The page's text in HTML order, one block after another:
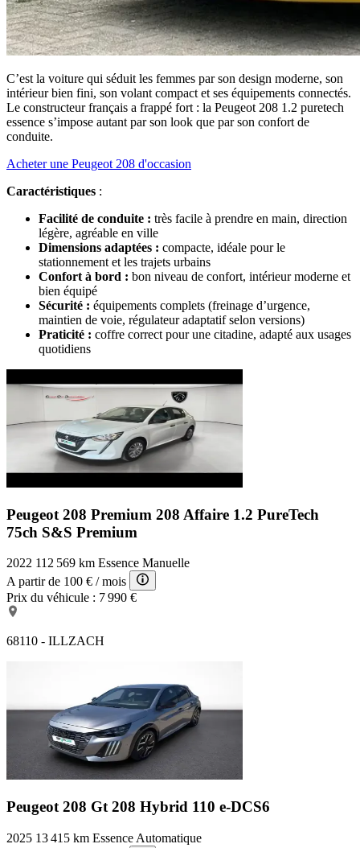
C’est la voiture qui séduit les femmes par son design moderne, son
intérieur bien fini, son volant compact et ses équipements connectés.
Le constructeur français a frappé fort : la Peugeot 208 1.2 puretech
essence s’impose autant par son look que par son confort de
conduite.
Acheter une Peugeot 208 d'occasion
Caractéristiques :
Facilité de conduite : très facile à prendre en main, direction
légère, agréable en ville
Dimensions adaptées : compacte, idéale pour le
stationnement et les trajets urbains
Confort à bord : bon niveau de confort, intérieur moderne et
bien équipé
Sécurité : équipements complets (freinage d’urgence,
maintien de voie, régulateur adaptatif selon versions)
Praticité : coffre correct pour une citadine, adapté aux usages
quotidiens
Peugeot 208 Premium 208 Affaire 1.2 PureTech
75ch S&S Premium
2022 112 569 km Essence Manuelle
A partir de 100 € / mois
Prix du véhicule : 7 990 €
68110 - ILLZACH
Peugeot 208 Gt 208 Hybrid 110 e-DCS6
2025 13 415 km Essence Automatique